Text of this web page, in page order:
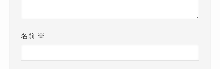
名前 ※